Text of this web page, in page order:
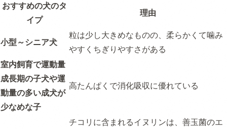
おすすめの犬のタ
イプ
理由
小型～シニア犬
粒は少し大きめなものの、柔らかくて噛み
やすくちぎりやすさがある
室内飼育で運動量
成長期の子犬や運
動量の多い成犬が
少なめな子
高たんぱくで消化吸収に優れている
チコリに含まれるイヌリンは、善玉菌のエ